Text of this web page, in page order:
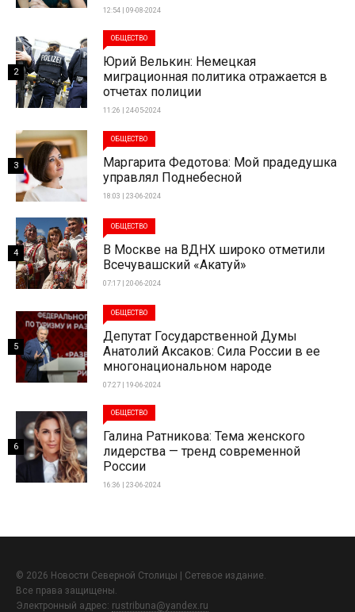
12:54 | 09-08-2024
ОБЩЕСТВО
Юрий Велькин: Немецкая
миграционная политика отражается в
отчетах полиции
11:26 | 24-05-2024
2
ОБЩЕСТВО
Маргарита Федотова: Мой прадедушка
управлял Поднебесной
18:03 | 23-06-2024
3
ОБЩЕСТВО
В Москве на ВДНХ широко отметили
Всечувашский «Акатуй»
07:17 | 20-06-2024
4
ОБЩЕСТВО
Депутат Государственной Думы
Анатолий Аксаков: Сила России в ее
многонациональном народе
07:27 | 19-06-2024
5
ОБЩЕСТВО
Галина Ратникова: Тема женского
лидерства — тренд современной
России
16:36 | 23-06-2024
6
© 2026 Новости Северной Столицы | Сетевое издание.
Все права защищены.
Электронный адрес: rustribuna@yandex.ru